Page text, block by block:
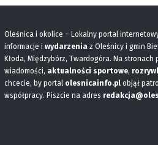
Oleśnica i okolice – Lokalny portal
informacje i wydarzenia z Oleśnicy i gmin
Kłoda, Międzybórz, Twardogóra. Na stronach
wiadomości, aktualności sportowe,
chcecie, by portal olesnicainfo.pl objął
współpracy. Piszcie na adres